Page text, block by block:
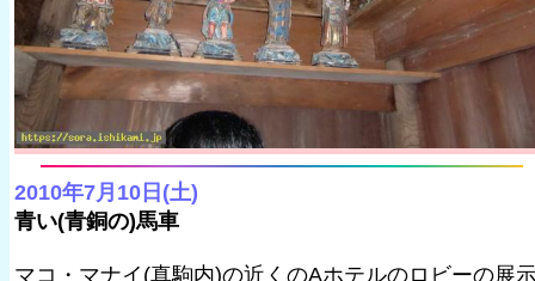
2010年7月10日(土)
青い(青銅の)馬車
マコ・マナイ(真駒内)の近くのAホテルのロビーの展